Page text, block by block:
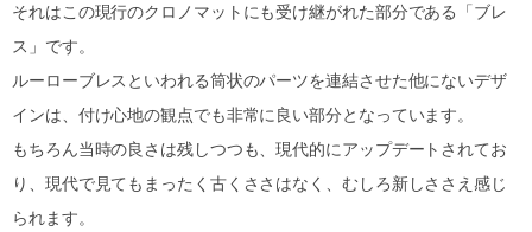
それはこの現行のクロノマットにも受け継がれた部分である「ブレ
ス」です。
ルーローブレスといわれる筒状のパーツを連結させた他にないデザ
インは、付け心地の観点でも非常に良い部分となっています。
もちろん当時の良さは残しつつも、現代的にアップデートされてお
り、現代で見てもまったく古くささはなく、むしろ新しささえ感じ
られます。